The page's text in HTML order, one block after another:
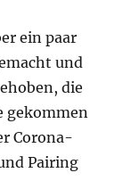
ein paar
und
die
gekommen
Corona-
Pairing